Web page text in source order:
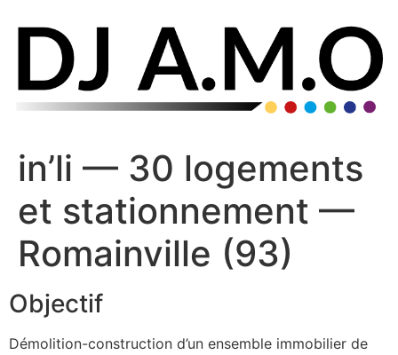
in’li — 30 logements
et stationnement —
Romainville (93)
Objectif
Démolition-construction d’un ensemble immobilier de